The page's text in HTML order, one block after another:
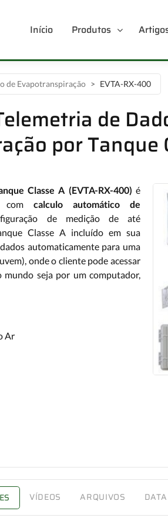
Início Produtos
de Evapotranspiração EVTA-RX-400
de
por Tanque
Classe A (EVTA-RX-400) é
com calculo automático de
de medição de até
Classe A incluído em sua
automaticamente para uma
onde o cliente pode acessar
seja por um computador,
Ar
VÍDEOS ARQUIVOS